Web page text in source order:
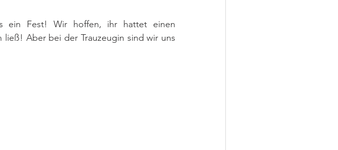
ein Fest! Wir hoffen, ihr hattet einen
ließ! Aber bei der Trauzeugin sind wir uns